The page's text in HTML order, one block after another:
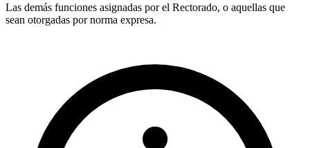
Las demás funciones asignadas por el Rectorado, o aquellas que
sean otorgadas por norma expresa.